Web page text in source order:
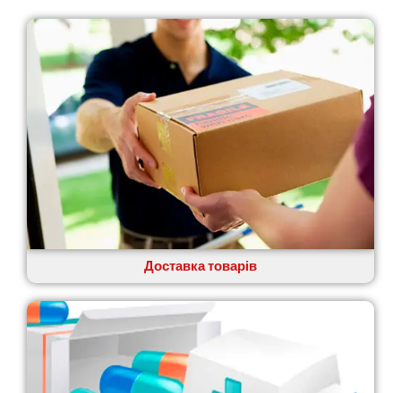
Херсон
Хмельницький
Хмільник
Ірпінь
Івано-Франківськ
Ізмаїл
Кагарлик
Калуш
Кам’янець-Подільський
Кам’янка
Кам’янське
Канів
Козятин
Київ
Кобеляки
Коцюбинське
Конотоп
Коростень
Корсунь-Шевченківський
Доставка товарів